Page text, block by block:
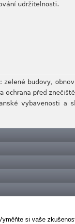
udržitelnosti.
budovy,
před
vybavenosti a
si vaše